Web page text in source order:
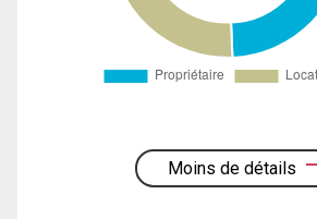
Moins de détails